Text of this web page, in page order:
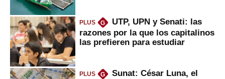
PLUS G
UTP, UPN y Senati: las
razones por la que los capitalinos
las prefieren para estudiar
PLUS G
Sunat: César Luna, el